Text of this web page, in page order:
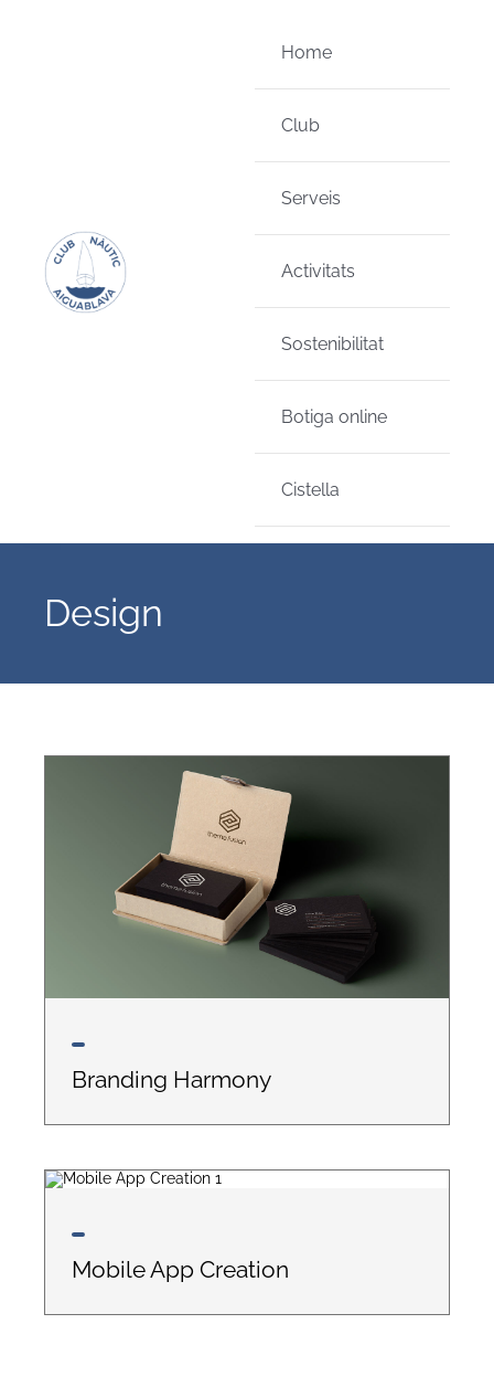
Home
Club
Serveis
Activitats
Sostenibilitat
Botiga online
Cistella
Design
Branding Harmony
Mobile App Creation